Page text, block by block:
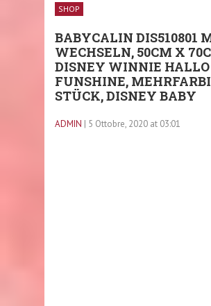
SHOP
BABYCALIN DIS510801
WECHSELN, 50CM X
DISNEY WINNIE HALLO
FUNSHINE,
STÜCK, DISNEY BABY
ADMIN | 5 Ottobre, 2020 at 03:01